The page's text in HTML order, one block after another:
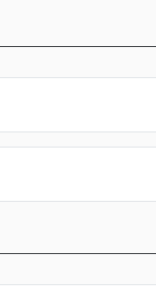
پس از پرداخت در